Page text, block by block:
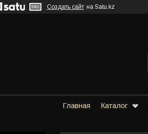
Создать сайт на Satu.kz
Главная Каталог